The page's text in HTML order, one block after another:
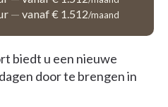
— vanaf € 1.512/maand
biedt u een nieuwe
door te brengen in